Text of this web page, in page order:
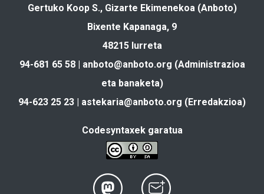
Gertuko Koop S., Gizarte Ekimenekoa (Anboto)
Bixente Kapanaga, 9
48215 Iurreta
94-681 65 58 | anboto@anboto.org (Administrazioa
eta banaketa)
94-623 25 23 | astekaria@anboto.org (Erredakzioa)
Codesyntaxek garatua